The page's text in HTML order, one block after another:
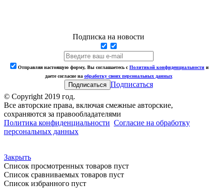
Подписка на новости
Отправляя настоящую форму, Вы соглашаетесь с Политикой конфиденциальности и
даете согласие на обработку своих персональных данных
Подписаться
© Copyright 2019 год.
Все авторские права, включая смежные авторские,
сохраняются за правообладателями
Политика конфиденциальности Согласие на обработку
персональных данных
Закрыть
Список просмотренных товаров пуст
Список сравниваемых товаров пуст
Список избранного пуст